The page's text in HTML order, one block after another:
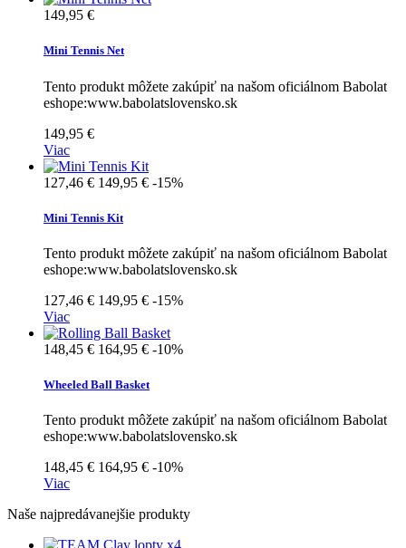
149,95 €
Mini Tennis Net
Tento produkt môžete zakúpiť na našom oficiálnom Babolat
eshope:www.babolatslovensko.sk
149,95 €
Viac
127,46 € 149,95 € -15%
Mini Tennis Kit
Tento produkt môžete zakúpiť na našom oficiálnom Babolat
eshope:www.babolatslovensko.sk
127,46 € 149,95 € -15%
Viac
148,45 € 164,95 € -10%
Wheeled Ball Basket
Tento produkt môžete zakúpiť na našom oficiálnom Babolat
eshope:www.babolatslovensko.sk
148,45 € 164,95 € -10%
Viac
Naše najpredávanejšie produkty